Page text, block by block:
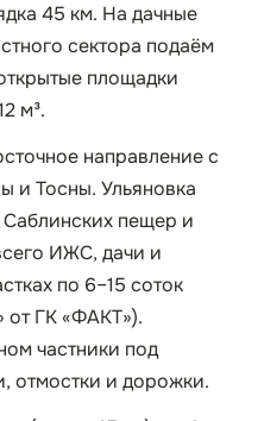
45 км. На дачные
сектора подаём
площадки
м³.
направление с
и Тосны. Ульяновка
пещер и
ИЖС, дачи и
по 6–15 соток
от ГК «ФАКТ»).
частники под
отмостки и дорожки.